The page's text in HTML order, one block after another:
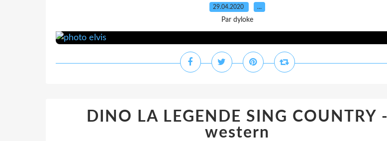
29.04.2020 …
Par dyloke
DINO LA LEGENDE SING COUNTRY -
western